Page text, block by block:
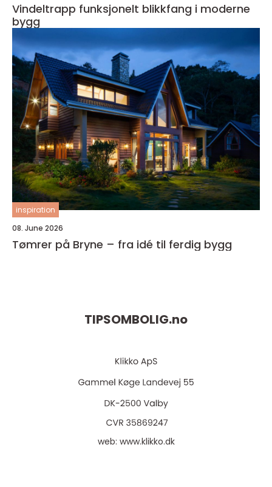
Vindeltrapp funksjonelt blikkfang i moderne
bygg
inspiration
08. June 2026
Tømrer på Bryne – fra idé til ferdig bygg
TIPSOMBOLIG.no
web: www.klikko.dk